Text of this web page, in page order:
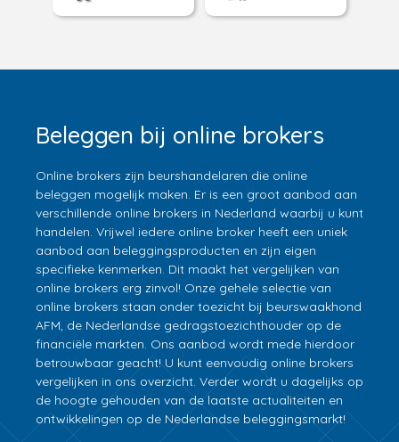
Beleggen bij online brokers
Online brokers zijn beurshandelaren die online
beleggen mogelijk maken. Er is een groot aanbod aan
verschillende online brokers in Nederland waarbij u kunt
handelen. Vrijwel iedere online broker heeft een uniek
aanbod aan beleggingsproducten en zijn eigen
specifieke kenmerken. Dit maakt het vergelijken van
online brokers erg zinvol! Onze gehele selectie van
online brokers staan onder toezicht bij beurswaakhond
AFM, de Nederlandse gedragstoezichthouder op de
financiële markten. Ons aanbod wordt mede hierdoor
betrouwbaar geacht! U kunt eenvoudig online brokers
vergelijken in ons overzicht. Verder wordt u dagelijks op
de hoogte gehouden van de laatste actualiteiten en
ontwikkelingen op de Nederlandse beleggingsmarkt!